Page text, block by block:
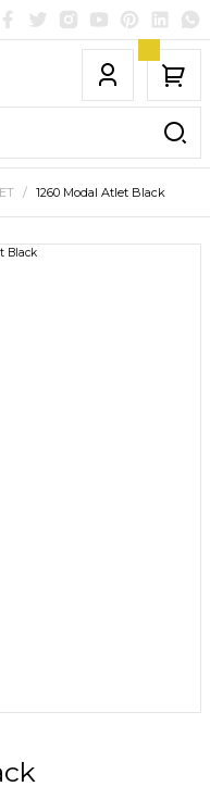
1260 Modal Atlet Black